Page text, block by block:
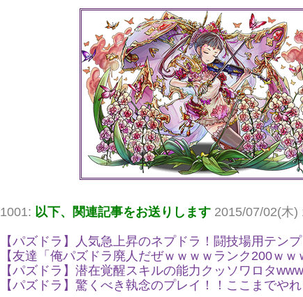
1001: 以下、関連記事をお送りします 2015/07/02(木)
【パズドラ】人気急上昇のネプドラ！闘技場用テン
【友達「俺パズドラ廃人だぜｗｗｗｗランク200ｗｗ
【パズドラ】潜在覚醒スキルの能力クッソワロタ
【パズドラ】驚くべき執念のプレイ！！ここまでや